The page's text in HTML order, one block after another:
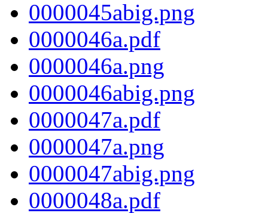
0000045abig.png
0000046a.pdf
0000046a.png
0000046abig.png
0000047a.pdf
0000047a.png
0000047abig.png
0000048a.pdf